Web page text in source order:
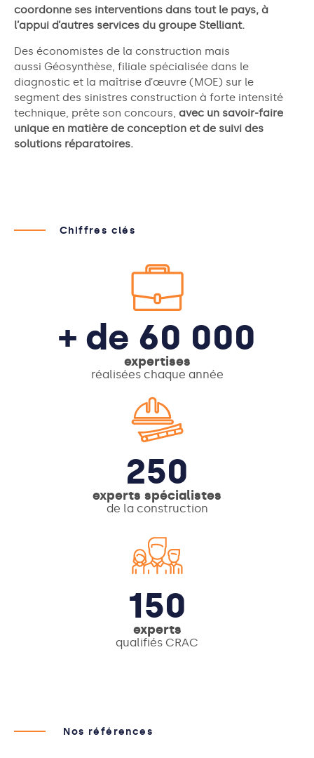
coordonne ses interventions dans tout le pays, à
l’appui d’autres services du groupe Stelliant.
Des économistes de la construction mais
aussi Géosynthèse, filiale spécialisée dans le
diagnostic et la maîtrise d’œuvre (MOE) sur le
segment des sinistres construction à forte intensité
technique, prête son concours, avec un savoir-faire
unique en matière de conception et de suivi des
solutions réparatoires.
Chiffres clés
+ de 60 000
expertises
réalisées chaque année
250
experts spécialistes
de la construction
150
experts
qualifiés CRAC
Nos références